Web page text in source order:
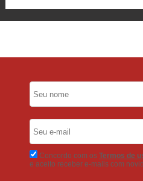
Concordo com os Termos de
e aceito receber e-mails com